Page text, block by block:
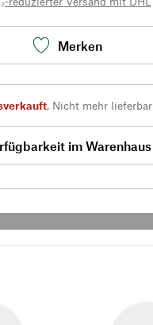
Merken
, Nicht mehr lieferbar
im Warenhaus